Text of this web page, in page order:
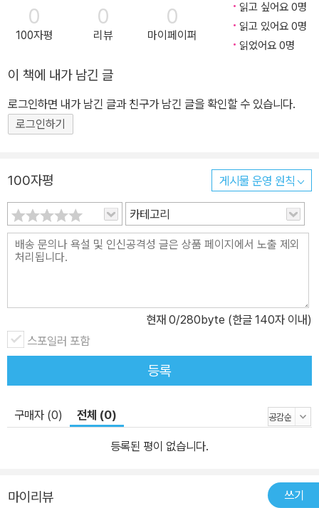
0
100자평
0
리뷰
0
마이페이퍼
읽고 싶어요 0명
읽고 있어요 0명
읽었어요 0명
이 책에 내가 남긴 글
로그인하면 내가 남긴 글과 친구가 남긴 글을 확인할 수 있습니다.
로그인하기
100자평 게시물 운영 원칙
카테고리
현재 0/280byte (한글 140자 이내)
스포일러 포함
등록
구매자 (0) 전체 (0)
등록된 평이 없습니다.
마이리뷰 쓰기